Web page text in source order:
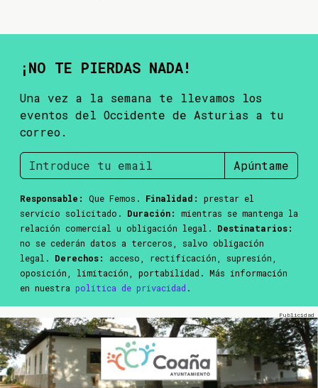
¡NO TE PIERDAS NADA!
Una vez a la semana te llevamos los
eventos del Occidente de Asturias a tu
correo.
Apúntame
Responsable: Que Femos. Finalidad:
prestar el
servicio solicitado. Duración:
mientras se mantenga la
relación comercial u obligación legal. Destinatarios:
no se cederán datos a terceros, salvo obligación
legal. Derechos:
acceso, rectificación, supresión,
oposición, limitación, portabilidad. Más información
en nuestra política de privacidad .